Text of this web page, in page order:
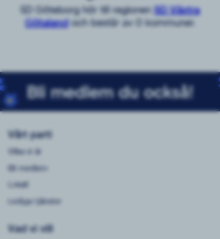
SD Göteborg hör till regionenSD Västra
Götalandoch består av 0 kommuner.
Bli medlem du också!
Vårt parti
Vilka vi är
Bli medlem
Lokalt
Lediga tjänster
Vad vi vill